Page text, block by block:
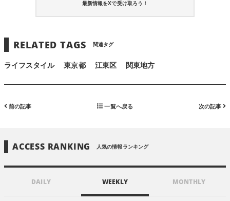
最新情報をXで受け取ろう！
RELATED TAGS 関連タグ
ライフスタイル 東京都 江東区 関東地方
前の記事 一覧へ戻る 次の記事
ACCESS RANKING 人気の情報ランキング
DAILY WEEKLY MONTHLY